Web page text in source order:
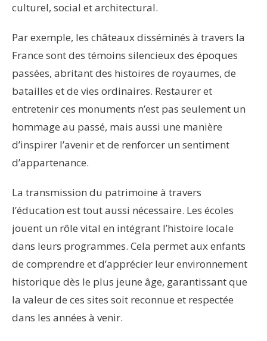
culturel, social et architectural.
Par exemple, les châteaux disséminés à travers la
France sont des témoins silencieux des époques
passées, abritant des histoires de royaumes, de
batailles et de vies ordinaires. Restaurer et
entretenir ces monuments n’est pas seulement un
hommage au passé, mais aussi une manière
d’inspirer l’avenir et de renforcer un sentiment
d’appartenance.
La transmission du patrimoine à travers
l’éducation est tout aussi nécessaire. Les écoles
jouent un rôle vital en intégrant l’histoire locale
dans leurs programmes. Cela permet aux enfants
de comprendre et d’apprécier leur environnement
historique dès le plus jeune âge, garantissant que
la valeur de ces sites soit reconnue et respectée
dans les années à venir.